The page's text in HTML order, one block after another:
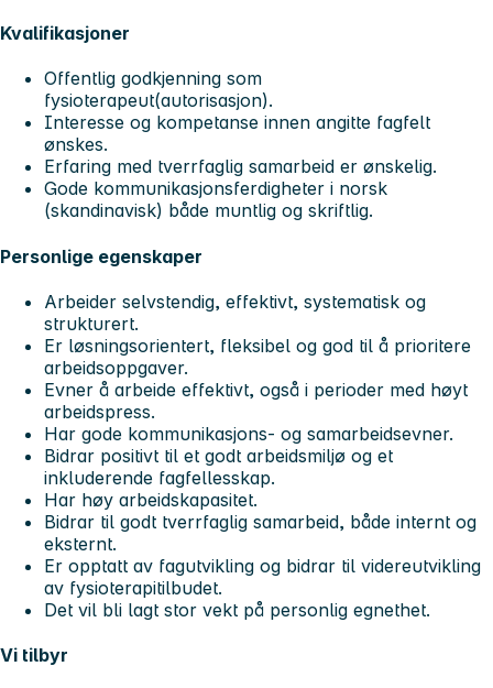
Kvalifikasjoner
Offentlig godkjenning som
fysioterapeut(autorisasjon).
Interesse og kompetanse innen angitte fagfelt
ønskes.
Erfaring med tverrfaglig samarbeid er ønskelig.
Gode kommunikasjonsferdigheter i norsk
(skandinavisk) både muntlig og skriftlig.
Personlige egenskaper
Arbeider selvstendig, effektivt, systematisk og
strukturert.
Er løsningsorientert, fleksibel og god til å prioritere
arbeidsoppgaver.
Evner å arbeide effektivt, også i perioder med høyt
arbeidspress.
Har gode kommunikasjons- og samarbeidsevner.
Bidrar positivt til et godt arbeidsmiljø og et
inkluderende fagfellesskap.
Har høy arbeidskapasitet.
Bidrar til godt tverrfaglig samarbeid, både internt og
eksternt.
Er opptatt av fagutvikling og bidrar til videreutvikling
av fysioterapitilbudet.
Det vil bli lagt stor vekt på personlig egnethet.
Vi tilbyr